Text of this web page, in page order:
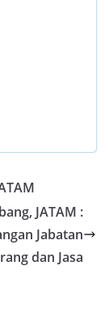
JATAM :
Jabatan
dan Jasa